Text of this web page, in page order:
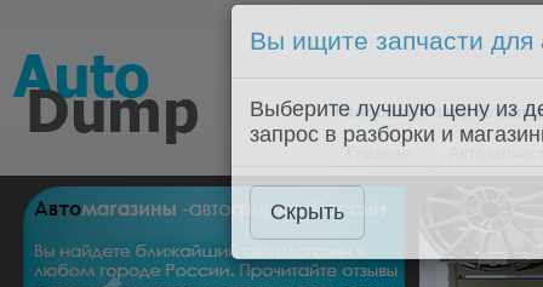
Голосовой запрос
Главная
Выберите лучшую цену из
Скрыть